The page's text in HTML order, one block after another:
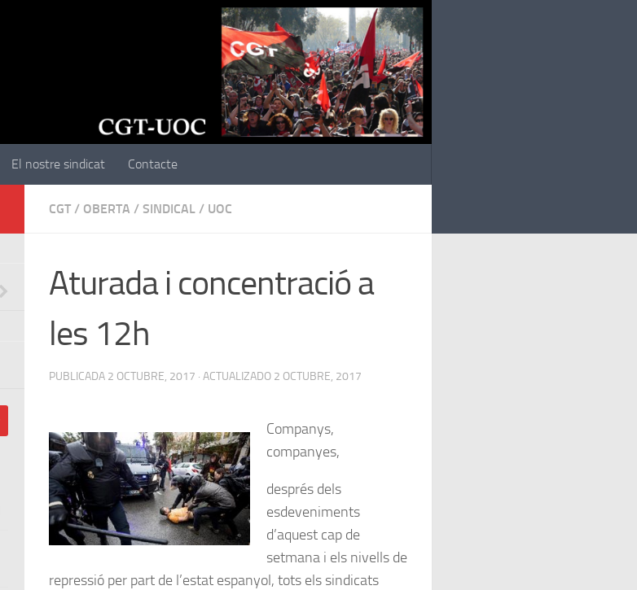
El nostre sindicat Contacte
CGT / OBERTA / SINDICAL / UOC
Aturada i concentració a
les 12h
PUBLICADA 2 OCTUBRE, 2017 · ACTUALIZADO 2 OCTUBRE, 2017
Companys,
companyes,
després dels
esdeveniments
d’aquest cap de
setmana i els nivells de
repressió per part de l’estat espanyol, tots els sindicats